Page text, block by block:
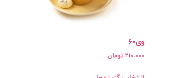
وی۶۰
210.000 تومان